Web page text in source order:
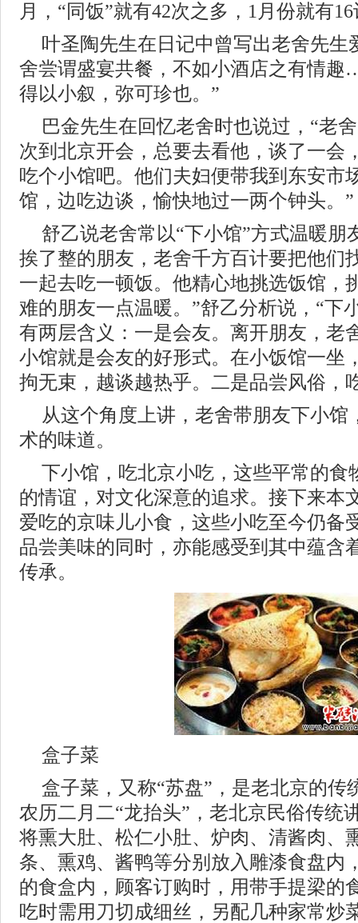
月，“同饭”就有42次之多，1月份就有
叶圣陶先生在日记中曾写出老舍先生
舍尝谓盛宴共餐，不如小酒店之有情
得以小叙，弥可珍也。”
巴金先生在回忆老舍时也说过，“老
次到北京开会，总要去看他，谈了一会
吃个小馆吧。他们夫妇便带我到东安市
馆，边吃边谈，愉快地过一两个钟头。”
舒乙说老舍常以“下小馆”方式温暖朋
挨了整的朋友，老舍千方百计要把他们
一起去吃一顿饭。他精心地挑选饭馆，
难的朋友一点温暖。”舒乙分析说，“下
有两层含义：一是会友。离开朋友，老
小馆就是会友的好形式。在小饭馆一坐
拘无束，越谈越热乎。二是品尝风俗，
从这个角度上讲，老舍带朋友下小馆
术的味道。
下小馆，吃北京小吃，这些平常的食
的情谊，对文化深意的追求。接下来本
爱吃的京味儿小食，这些小吃至今仍备
品尝美味的同时，亦能感受到其中蕴含
传承。
盒子菜
盒子菜，又称“苏盘”，是老北京的传
农历二月二“龙抬头”，老北京民俗传统
将熏大肚、松仁小肚、炉肉、清酱肉、
条、熏鸡、酱鸭等分别放入雕漆食盘内
的食盒内，顾客订购时，用带手提梁的
吃时需用刀切成细丝，另配几种家常炒